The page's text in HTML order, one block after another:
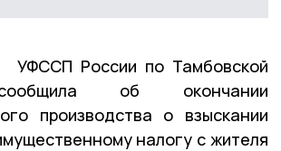
УФССП России по Тамбовской
об окончании
производства о взыскании
налогу с жителя